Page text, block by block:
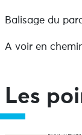
Balisage du
A voir en
Les